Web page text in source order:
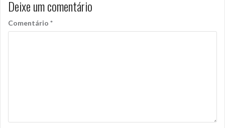
Deixe um comentário
Comentário *